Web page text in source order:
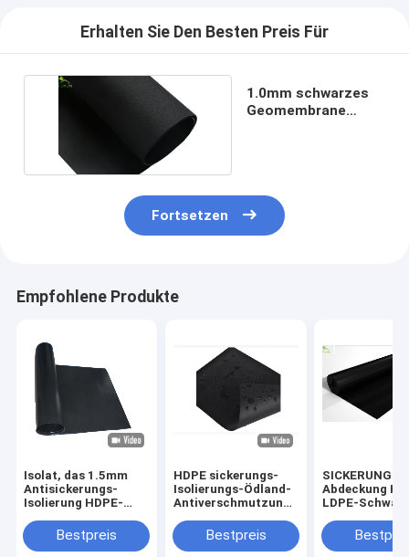
Erhalten Sie Den Besten Preis Für
1.0mm schwarzes
Geomembrane
Fortsetzen
Empfohlene Produkte
Isolat, das 1.5mm
Antisickerungs-
Isolierung HDPE-
Geomembrane-
Gewebe-
Bestpreis
HDPE sickerungs-
Isolierungs-Ödland-
Antiverschmutzung
hoher Dichte 1.0mm
Antischwarze
Bestpreis
SICKERUNGS-
Abdeckung
LDPE-
Gewebe-